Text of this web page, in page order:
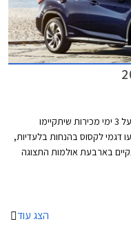
לקס מוטורס, יבואנית לקסוס לישראל, מודיעה על 3 ימי מכירות שיתקיימו
21.06.2019 ובהם יוצעו דגמי לקסוס בהנחות בלעדיות,
בארבעת אולמות התצוגה
הצג עוד